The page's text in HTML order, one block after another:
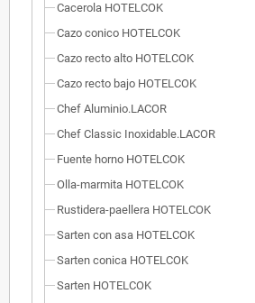
Cacerola HOTELCOK
Cazo conico HOTELCOK
Cazo recto alto HOTELCOK
Cazo recto bajo HOTELCOK
Chef Aluminio.LACOR
Chef Classic Inoxidable.LACOR
Fuente horno HOTELCOK
Olla-marmita HOTELCOK
Rustidera-paellera HOTELCOK
Sarten con asa HOTELCOK
Sarten conica HOTELCOK
Sarten HOTELCOK